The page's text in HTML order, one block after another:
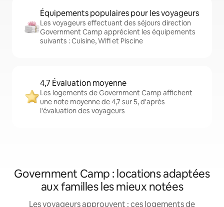
Équipements populaires pour les voyageurs
Les voyageurs effectuant des séjours direction
Government Camp apprécient les équipements
suivants : Cuisine, Wifi et Piscine
4,7 Évaluation moyenne
Les logements de Government Camp affichent
une note moyenne de 4,7 sur 5, d'après
l'évaluation des voyageurs
Government Camp : locations adaptées
aux familles les mieux notées
Les voyageurs approuvent : ces logements de